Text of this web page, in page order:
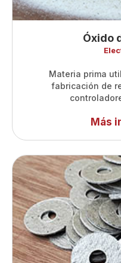
Óxido
Materia prima
fabricación de
Más